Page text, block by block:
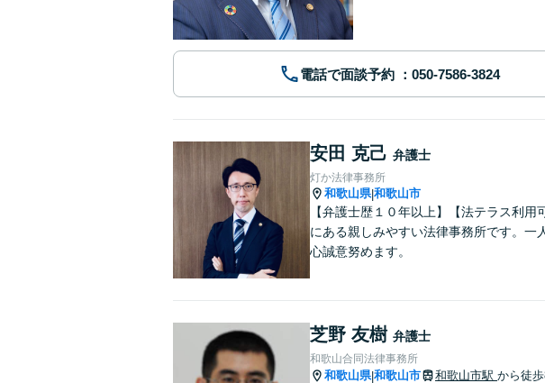
電話で面談予約
安田 克己 弁護士
灯か法律事務所
和歌山県|和歌山市
【弁護士歴１０年以上】【法テラス利
にある親しみやすい法律事務所です。
心誠意努めます。
芝野 友樹 弁護士
和歌山合同法律事務所
和歌山県|和歌山市 和歌山市駅 から徒